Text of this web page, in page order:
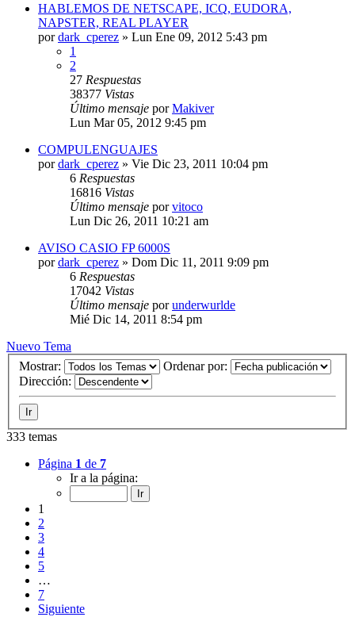
HABLEMOS DE NETSCAPE, ICQ, EUDORA,
NAPSTER, REAL PLAYER
pordark_cperez » Lun Ene 09, 2012 5:43 pm
1
2
27 Respuestas
38377 Vistas
Último mensaje porMakiver
Lun Mar 05, 2012 9:45 pm
COMPULENGUAJES
pordark_cperez » Vie Dic 23, 2011 10:04 pm
6 Respuestas
16816 Vistas
Último mensaje porvitoco
Lun Dic 26, 2011 10:21 am
AVISO CASIO FP 6000S
pordark_cperez » Dom Dic 11, 2011 9:09 pm
6 Respuestas
17042 Vistas
Último mensaje porunderwurlde
Mié Dic 14, 2011 8:54 pm
Nuevo Tema
Mostrar:
Ordenar por:
Dirección:
333 temas
Página 1 de 7
Ir a la página:
1
2
3
4
5
…
7
Siguiente